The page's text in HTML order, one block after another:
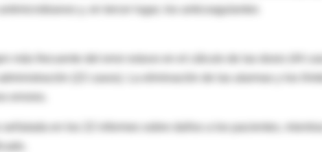
y, en tercer lugar, los anticoagulantes
más frecuente del error estuvo en el cálculo de las dosis (44
(22 casos). La eliminación de las alarmas y los
errores.
en los 22 informes sobre daños a los pacientes, mientras